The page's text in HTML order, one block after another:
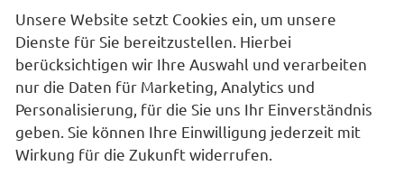
induktiver Ladefunktion für 2 Smartphones,
Ladeleistung bis zu 15 W
(U9E) 2 USB-C-Schnittstellen vorn, 2 USB-C-
Ladebuchsen an der Mittelkonsole hinten,
Ladeleistung bis zu 45 W
(9WJ) App-Connect Wireless für Apple CarPlay
und Android Auto
Unsere Website setzt Cookies ein, um unsere
Dienste für Sie bereitzustellen. Hierbei
berücksichtigen wir Ihre Auswahl und verarbeiten
nur die Daten für Marketing, Analytics und
Personalisierung, für die Sie uns Ihr Einverständnis
geben. Sie können Ihre Einwilligung jederzeit mit
Wirkung für die Zukunft widerrufen.